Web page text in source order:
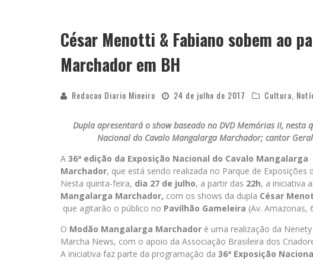
César Menotti & Fabiano sobem ao
Marchador em BH
Redacao Diario Mineiro 24 de julho de 2017 Cultura
Dupla apresentará o show baseado no DVD Memórias II,
Nacional do Cavalo Mangalarga Marchador; cantor
A 36ª edição da Exposição Nacional do Cavalo Mangalarga
Marchador, que está sendo realizada no Parque de
Nesta quinta-feira, dia 27 de julho, a partir das 22h, a iniciativa
Mangalarga Marchador, com os shows da dupla César
que agitarão o público no Pavilhão Gameleira (Av. Amazonas,
O Modão Mangalarga Marchador é uma realização da
Marcha News, com o apoio da Associação Brasileira dos
A iniciativa faz parte da programação da 36ª Exposição